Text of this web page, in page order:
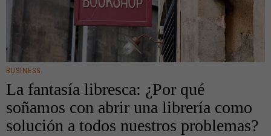
BUSINESS
La fantasía libresca: ¿Por qué
soñamos con abrir una librería como
solución a todos nuestros problemas?